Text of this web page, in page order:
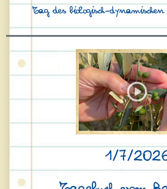
Tag des biologisch-
1/7/